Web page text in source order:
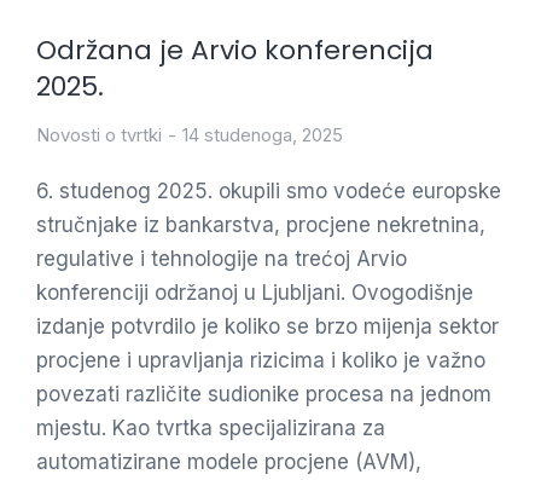
Održana je Arvio konferencija
2025.
Novosti o tvrtki 14 studenoga, 2025
6. studenog 2025. okupili smo vodeće europske
stručnjake iz bankarstva, procjene nekretnina,
regulative i tehnologije na trećoj Arvio
konferenciji održanoj u Ljubljani. Ovogodišnje
izdanje potvrdilo je koliko se brzo mijenja sektor
procjene i upravljanja rizicima i koliko je važno
povezati različite sudionike procesa na jednom
mjestu. Kao tvrtka specijalizirana za
automatizirane modele procjene (AVM),